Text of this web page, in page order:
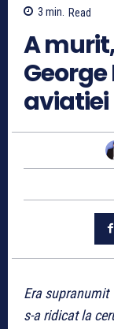
3 min. Read
A
Era supranumit
s-a ridicat la